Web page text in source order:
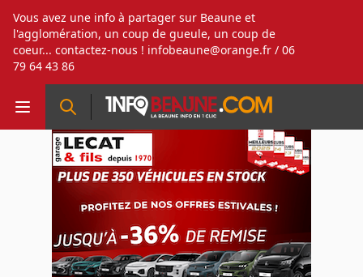
Vous avez une info à partager sur Beaune et
l'agglomération, un coup de gueule, un coup de
coeur... contactez-nous ! infobeaune@orange.fr / 06
79 64 43 86